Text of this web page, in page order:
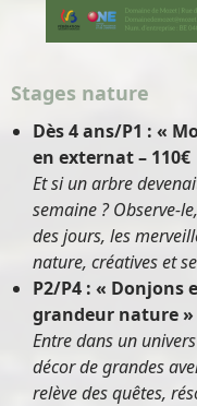
Stages nature
Dès 4 ans/P1 : «
en externat – 110€
Et si un arbre
semaine ? Observe-
des jours, les
nature, créatives et
P2/P4 : « Donjons
grandeur nature »
Entre dans un
décor de grandes
relève des quêtes,